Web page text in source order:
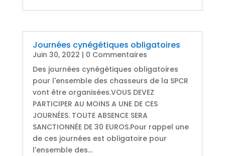
Journées cynégétiques obligatoires
Juin 30, 2022 | 0 Commentaires
Des journées cynégétiques obligatoires
pour l'ensemble des chasseurs de la SPCR
vont être organisées.VOUS DEVEZ
PARTICIPER AU MOINS A UNE DE CES
JOURNÉES. TOUTE ABSENCE SERA
SANCTIONNÉE DE 30 EUROS.Pour rappel une
de ces journées est obligatoire pour
l'ensemble des...